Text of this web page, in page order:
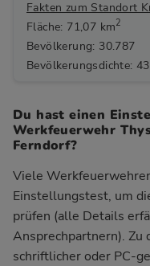
Fakten zum Standort
Fläche: 71,07 km2
Bevölkerung: 30.787
Bevölkerungsdichte:
Du hast einen
Werkfeuerwehr
Ferndorf?
Viele
Einstellungstest, um
prüfen (alle Details
Ansprechpartnern). Zu
schriftlicher oder PC-